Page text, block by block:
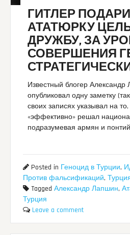
ГИТЛЕР
АТАТЮРКУ
ДРУЖБУ, ЗА
СОВЕРШЕНИЯ
Известный блогер Александр
опубликовал одну заметку
своих записях указывал на
«эффективно» решал
подразумевая армян и
Posted in Геноцид в Турции,
Против фальсификаций,
Tagged Александр Лапшин,
Турция
Leave a comment